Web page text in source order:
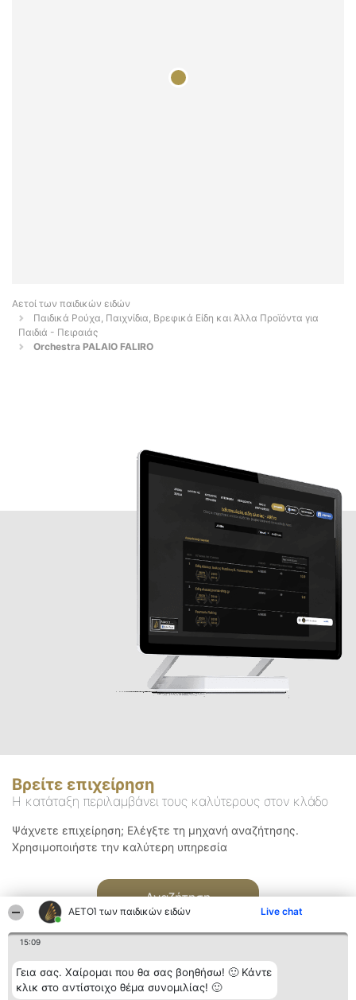
ΑΕΤΟΊ των παιδικών ειδών Live chat
15:09
Γεια σας. Χαίρομαι που θα σας βοηθήσω! 🙂 Κάντε
κλικ στο αντίστοιχο θέμα συνομιλίας! 🙂
Αετοί των παιδικών ειδών
Παιδικά Ρούχα, Παιχνίδια, Βρεφικά Είδη και Άλλα Προϊόντα για
Παιδιά - Πειραιάς
Orchestra PALAIO FALIRO
Βρείτε επιχείρηση
Η κατάταξη περιλαμβάνει τους καλύτερους στον κλάδο
Ψάχνετε επιχείρηση; Ελέγξτε τη μηχανή αναζήτησης.
Χρησιμοποιήστε την καλύτερη υπηρεσία
Αναζήτηση